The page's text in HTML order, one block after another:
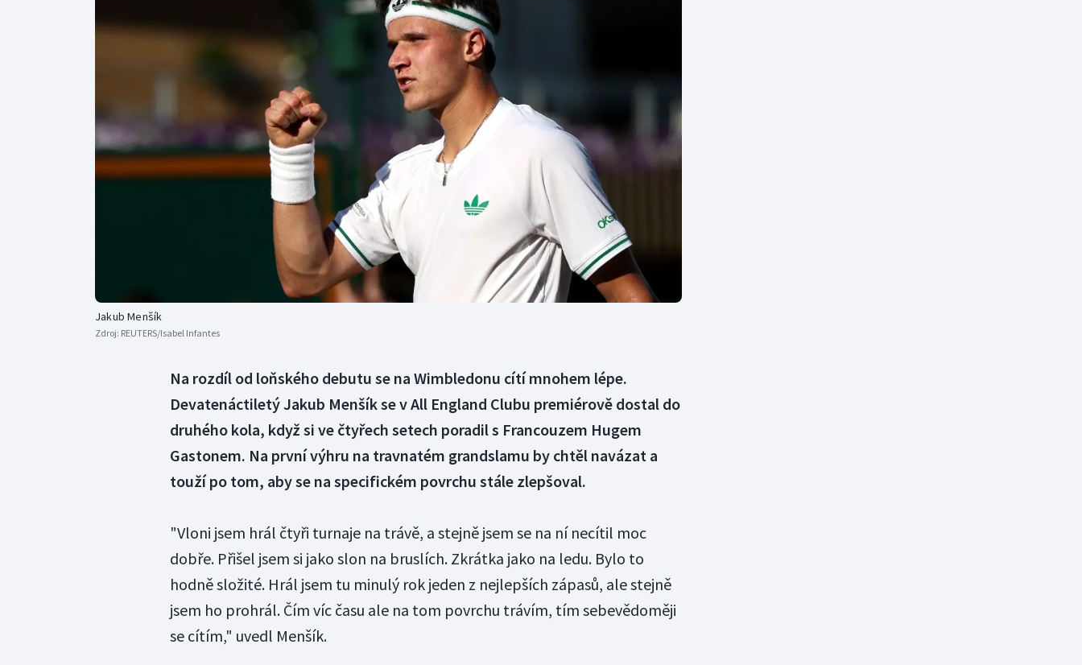
Dostihy
Florbal
Futsal
Golf
Gymnastika
Moderní pětiboj
Motorsport
Olympijské hry
Parasport
Plavání
Plážový volejbal
Vodní slalom
Ostatní
Jakub Menšík
Zdroj: REUTERS/Isabel Infantes
Na rozdíl od loňského debutu se na Wimbledonu cítí mnohem lépe.
Devatenáctiletý Jakub Menšík se v All England Clubu premiérově dostal do
druhého kola, když si ve čtyřech setech poradil s Francouzem Hugem
Gastonem. Na první výhru na travnatém grandslamu by chtěl navázat a
touží po tom, aby se na specifickém povrchu stále zlepšoval.
"Vloni jsem hrál čtyři turnaje na trávě, a stejně jsem se na ní necítil moc
dobře. Přišel jsem si jako slon na bruslích. Zkrátka jako na ledu. Bylo to
hodně složité. Hrál jsem tu minulý rok jeden z nejlepších zápasů, ale stejně
jsem ho prohrál. Čím víc času ale na tom povrchu trávím, tím sebevědoměji
se cítím," uvedl Menšík.